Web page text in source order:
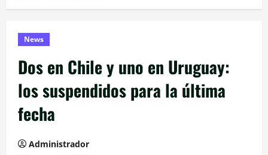
News
Dos en Chile y uno en Uruguay:
los suspendidos para la última
fecha
Administrador